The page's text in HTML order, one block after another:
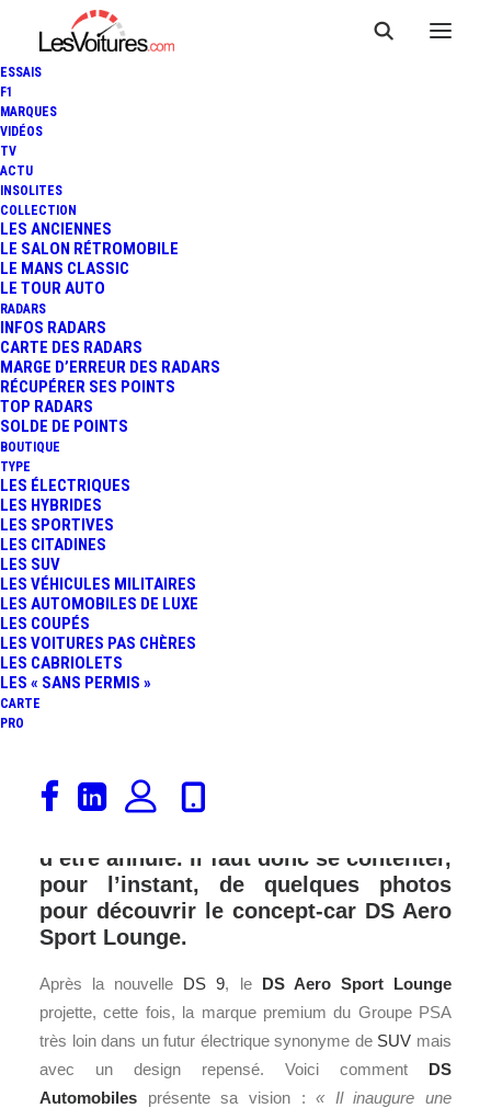
ESSAIS
F1
MARQUES
VIDÉOS
TV
ACTU
INSOLITES
COLLECTION
LES ANCIENNES
LE SALON RÉTROMOBILE
LE MANS CLASSIC
LE TOUR AUTO
RADARS
INFOS RADARS
CARTE DES RADARS
MARGE D’ERREUR DES RADARS
RÉCUPÉRER SES POINTS
TOP RADARS
SOLDE DE POINTS
BOUTIQUE
TYPE
LES ÉLECTRIQUES
LES HYBRIDES
LES SPORTIVES
LES CITADINES
LES SUV
LES VÉHICULES MILITAIRES
LES AUTOMOBILES DE LUXE
LES COUPÉS
LES VOITURES PAS CHÈRES
LES CABRIOLETS
LES « SANS PERMIS »
CARTE
PRO
CONCEPT-CAR ÉLECTRIQUE
AU STYLE AMBITIEUX
2 Minutes
Deux nouveautés DS Automobiles ne
seront, hélas, pas exposées au salon
d’être annulé. Il faut donc se contenter,
pour l’instant, de quelques photos
pour découvrir le concept-car DS Aero
Sport Lounge.
Après la nouvelle DS 9, le DS Aero Sport Lounge
projette, cette fois, la marque premium du Groupe PSA
très loin dans un futur électrique synonyme de SUV mais
avec un design repensé. Voici comment DS
Automobiles présente sa vision :« Il inaugure une